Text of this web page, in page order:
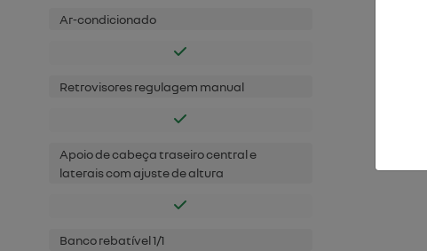
Ar-condicionado
Retrovisores regulagem manual
Apoio de cabeça traseiro central e
laterais com ajuste de altura
Banco rebatível 1/1